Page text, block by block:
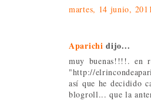
martes, 14 junio, 2011
Aparichi dijo...
muy buenas!!!!. en
"http://
así que he decidido
blogroll... que la